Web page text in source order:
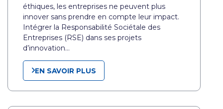
éthiques, les entreprises ne peuvent plus
innover sans prendre en compte leur impact.
Intégrer la Responsabilité Sociétale des
Entreprises (RSE) dans ses projets
d’innovation…
EN SAVOIR PLUS